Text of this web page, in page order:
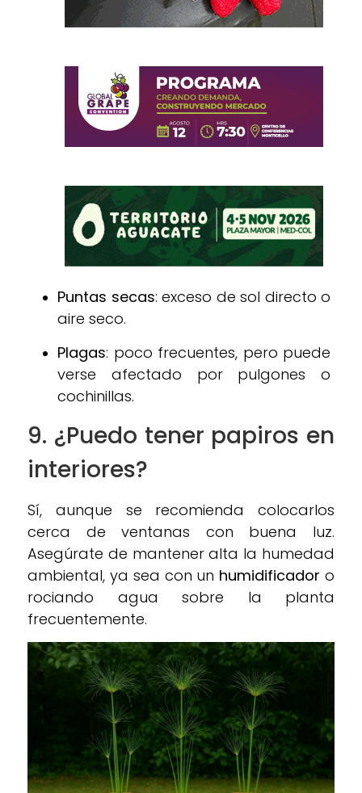
Puntas secas: exceso de sol directo o
aire seco.
Plagas: poco frecuentes, pero puede
verse afectado por pulgones o
cochinillas.
9. ¿Puedo tener papiros en
interiores?
Sí, aunque se recomienda colocarlos
cerca de ventanas con buena luz.
Asegúrate de mantener alta la humedad
ambiental, ya sea con un humidificador o
rociando agua sobre la planta
frecuentemente.